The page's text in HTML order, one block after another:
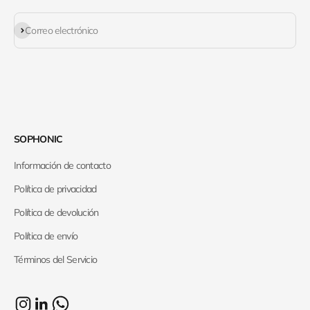
Correo electrónico
Suscribirse
SOPHONIC
Información de contacto
Política de privacidad
Política de devolución
Política de envío
Términos del Servicio